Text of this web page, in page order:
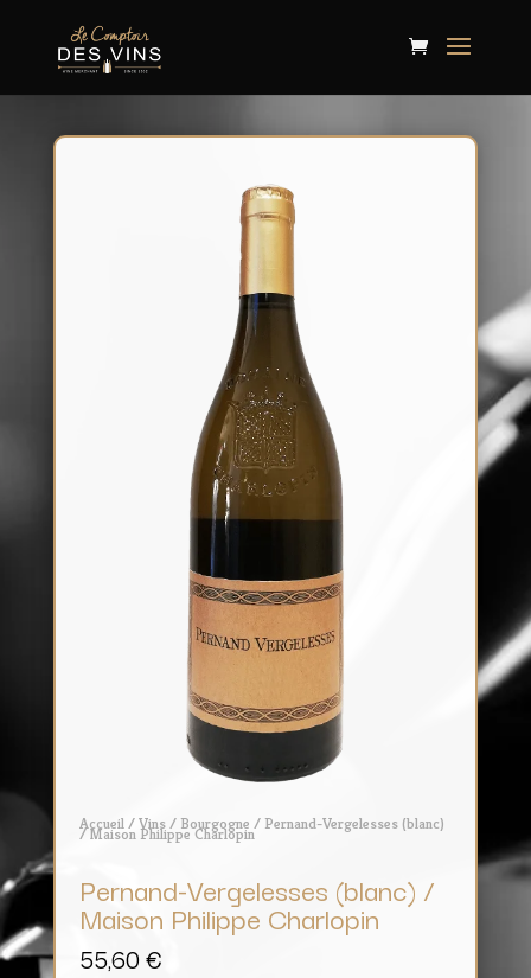
Accueil/Vins/ Bourgogne / Pernand-Vergelesses (blanc)
/ Maison Philippe Charlopin
Pernand-Vergelesses (blanc) /
Maison Philippe Charlopin
55,60€